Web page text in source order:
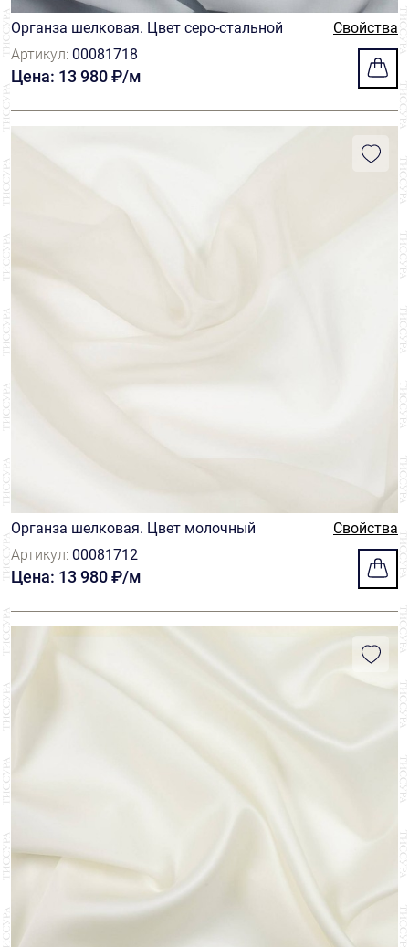
Органза шелковая. Цвет серо-стальной
Свойства
Артикул: 00081718
Цена: 13 980 ₽/м
Органза шелковая. Цвет молочный
Свойства
Артикул: 00081712
Цена: 13 980 ₽/м